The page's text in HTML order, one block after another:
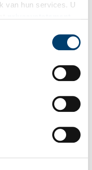
van hun services. U
achtergrond het Koggehuis.
was het zover: de
in het nieuwe
de kantoren voor de
de trouwzaal. Op 12
om, “Gelet op de